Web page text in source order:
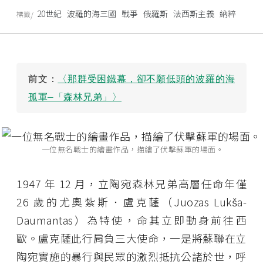
前文：
〈那群受困鐵幕，卻不願低頭的波羅的海
孤軍—「森林兄弟」〉
一位無名戰士的繪畫作品，描繪了伏擊蘇軍的場面。
1947 年 12 月，立陶宛森林兄弟高層任命年僅
26 歲的尤奧紮斯．盧克薩（Juozas Lukša-
Daumantas）為特使，命其立即動身前往西
歐。盧克薩此行肩負三大使命，一是將蘇聯在立
陶宛實施的暴行與民眾的激烈抵抗公諸於世，呼
標籤 20世紀 波羅的海三國 戰爭 俄羅斯 法西斯主義 納粹